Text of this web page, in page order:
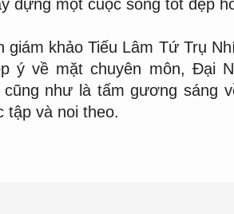
dựng một cuộc sống tốt đẹp
giám khảo Tiếu Lâm Tứ Trụ
ý về mặt chuyên môn, Đại
cũng như là tấm gương sáng
tập và noi theo.